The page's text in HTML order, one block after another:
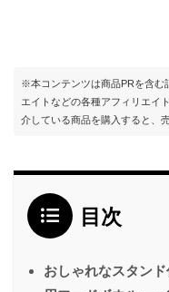
※本コンテンツは商品PRを含む
エイトなどの各種アフィリエイ
介している商品を購入すると、
目次
おしゃれなスタン